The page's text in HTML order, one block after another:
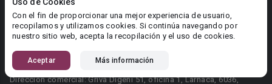
Con el fin de proporcionar una mejor experiencia de usuario,
recopilamos y utilizamos cookies. Si continúa navegando por
nuestro sitio web, acepta la recopilación y el uso de cookies.
Aceptar Más información
Reglas para la publicación de libros
Área RR.PP.: pr@booknet.com
© 2026 Booknet. Todos los derechos reservados.
Dirección comercial: Griva Digeni 51, oficina 1, Larnaca, 6036,